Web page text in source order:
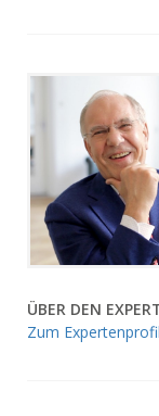
ÜBER DEN
Zum Expertenprofil